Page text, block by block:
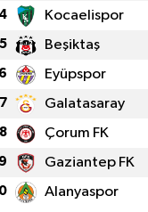
Vefat Tarihi / Yaşı
4 Kocaelispor
5 Beşiktaş
6 Eyüpspor
7 Galatasaray
8 Çorum FK
9 Gaziantep FK
Alanyaspor